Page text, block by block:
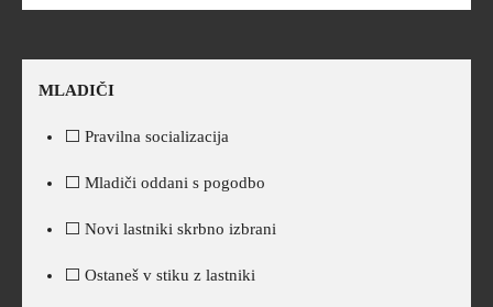
MLADIČI
⬜ Pravilna socializacija
⬜ Mladiči oddani s pogodbo
⬜ Novi lastniki skrbno izbrani
⬜ Ostaneš v stiku z lastniki